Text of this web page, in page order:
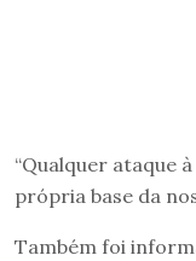
“Qualquer ataque
própria base da
Também foi